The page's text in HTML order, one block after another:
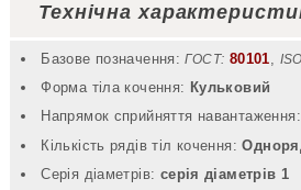
Технічна
Базове позначення: ГОСТ: 80101
Форма тіла кочення: Кульковий
Напрямок сприйняття навантаження:
Кількість рядів тіл кочення:
Серія діаметрів: серія діаметрів 1